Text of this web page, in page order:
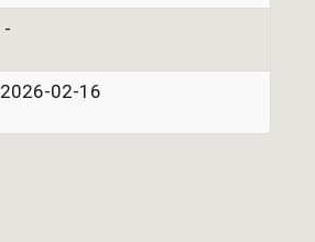
-
2026-02-16